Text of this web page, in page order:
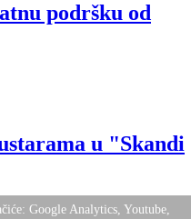
podršku od
u "Skandi
Google Analytics, Youtube,